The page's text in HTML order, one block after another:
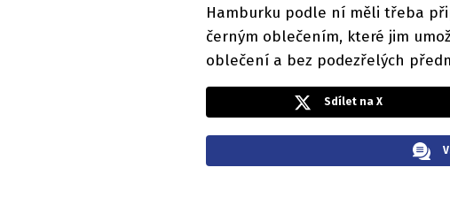
Hamburku podle ní měli třeba
černým oblečením, které jim
oblečení a bez podezřelých
Sdílet na X